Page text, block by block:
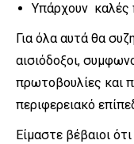
Υπάρχουν καλές
Για όλα αυτά θα
αισιόδοξοι,
πρωτοβουλίες και
περιφερειακό
Είμαστε βέβαιοι